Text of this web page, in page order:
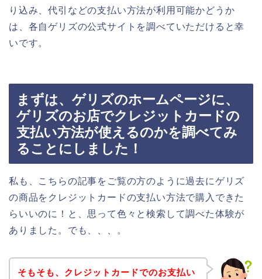
り込み、代引などの支払い方法が利用可能かどうか
は、各自ゲリズの公式サイトを調べていただけると幸
いです。
まずは、ゲリズのホームページに、
ゲリズのお店でクレジットカードの
支払い方法が使えるのかを調べてみ
ることにしました！
私も、こちらの記事をご覧の方のように過去にゲリズ
の商品をクレジットカードの支払い方法で購入できた
らいいのに！と、思って色々と検索して調べた体験が
ありました。でも、、、。
そもそも、クレジットカードでのお支払い